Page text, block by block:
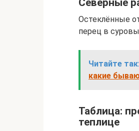
Северные
Остеклённые
перец в
Читайте
какие
Таблица:
теплице